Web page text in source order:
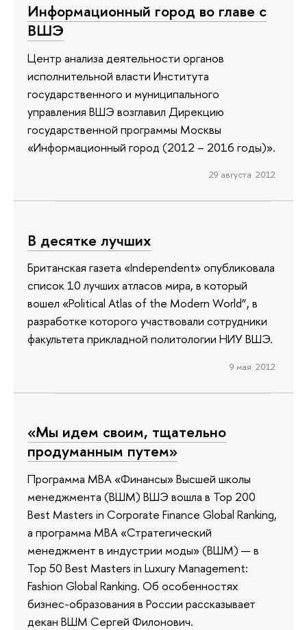
Информационный город во главе с
ВШЭ
Центр анализа деятельности органов
исполнительной власти Института
государственного и муниципального
управления ВШЭ возглавил Дирекцию
государственной программы Москвы
«Информационный город (2012 – 2016 годы)».
29 августа 2012
В десятке лучших
Британская газета «Independent» опубликовала
список 10 лучших атласов мира, в который
вошел «Political Atlas of the Modern World”, в
разработке которого участвовали сотрудники
факультета прикладной политологии НИУ ВШЭ.
9 мая 2012
«Мы идем своим, тщательно
продуманным путем»
Программа МВА «Финансы» Высшей школы
менеджмента (ВШМ) ВШЭ вошла в Top 200
Best Masters in Corporate Finance Global Ranking,
а программа MBA «Стратегический
менеджмент в индустрии моды» (ВШМ) — в
Top 50 Best Masters in Luxury Management:
Fashion Global Ranking. Об особенностях
бизнес-образования в России рассказывает
декан ВШМ Сергей Филонович.